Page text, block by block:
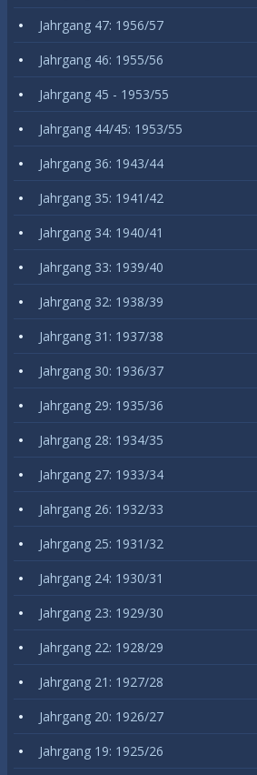
Jahrgang 47: 1956/57
Jahrgang 46: 1955/56
Jahrgang 45 - 1953/55
Jahrgang 44/45: 1953/55
Jahrgang 36: 1943/44
Jahrgang 35: 1941/42
Jahrgang 34: 1940/41
Jahrgang 33: 1939/40
Jahrgang 32: 1938/39
Jahrgang 31: 1937/38
Jahrgang 30: 1936/37
Jahrgang 29: 1935/36
Jahrgang 28: 1934/35
Jahrgang 27: 1933/34
Jahrgang 26: 1932/33
Jahrgang 25: 1931/32
Jahrgang 24: 1930/31
Jahrgang 23: 1929/30
Jahrgang 22: 1928/29
Jahrgang 21: 1927/28
Jahrgang 20: 1926/27
Jahrgang 19: 1925/26